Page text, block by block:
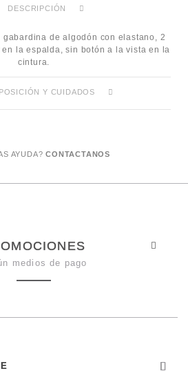
DESCRIPCIÓN
gabardina de algodón con elastano, 2
la espalda, sin botón a la vista en la
cintura.
Y CUIDADOS
AYUDA?CONTACTANOS
medios de pago